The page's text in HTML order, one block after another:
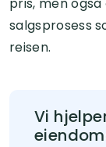
salgsprosess
reisen.
Vi